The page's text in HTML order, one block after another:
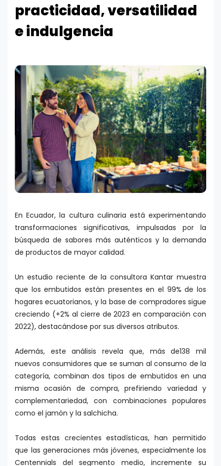
practicidad, versatilidad
e indulgencia
En Ecuador, la cultura culinaria está experimentando
transformaciones significativas, impulsadas por la
búsqueda de sabores más auténticos y la demanda
de productos de mayor calidad.
Un estudio reciente de la consultora Kantar muestra
que los embutidos están presentes en el 99% de los
hogares ecuatorianos, y la base de compradores sigue
creciendo (+2% al cierre de 2023 en comparación con
2022), destacándose por sus diversos atributos.
Además, este análisis revela que, más de138 mil
nuevos consumidores que se suman al consumo de la
categoría, combinan dos tipos de embutidos en una
misma ocasión de compra, prefiriendo variedad y
complementariedad, con combinaciones populares
como el jamón y la salchicha.
Todas estas crecientes estadísticas, han permitido
que las generaciones más jóvenes, especialmente los
Centennials del segmento medio, incremente su